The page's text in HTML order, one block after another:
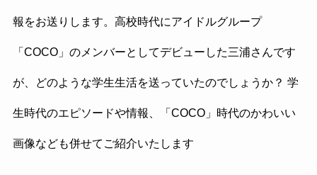
報をお送りします。高校時代にアイドルグループ
「COCO」のメンバーとしてデビューした三浦さんです
が、どのような学生生活を送っていたのでしょうか？ 学
生時代のエピソードや情報、「COCO」時代のかわいい
画像なども併せてご紹介いたします